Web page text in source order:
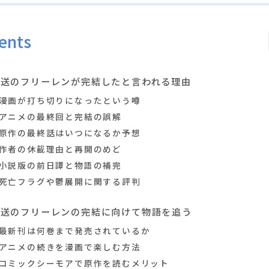
のフリーレンが完結したと言われる理由
画が打ち切りになったという噂
ニメの最終回と完結の誤解
作の最終話はいつになるか予想
者の休載理由と再開のめど
説版の前日譚と物語の補完
亡フラグや鬱展開に関する評判
のフリーレンの完結に向けて物語を追う
新刊は何巻まで発売されているか
ニメの続きを漫画で楽しむ方法
ミックシーモアで原作を読むメリット